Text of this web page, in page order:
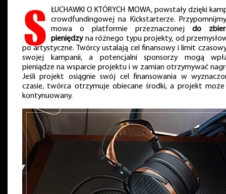
S
ŁUCHAWKI O KTÓRYCH MOWA, powstały dzięki
crowdfundingowej na Kickstarterze.
mowa o platformie przeznaczonej do
pieniędzyna różnego typu projekty, od
po artystyczne. Twórcy ustalają cel finansowy i limit
swojej kampanii, a potencjalni sponsorzy mogą
pieniądze na wsparcie projektu i w zamian otrzymywać
Jeśli projekt osiągnie swój cel finansowania w
czasie, twórca otrzymuje obiecane środki, a projekt może
kontynuowany.